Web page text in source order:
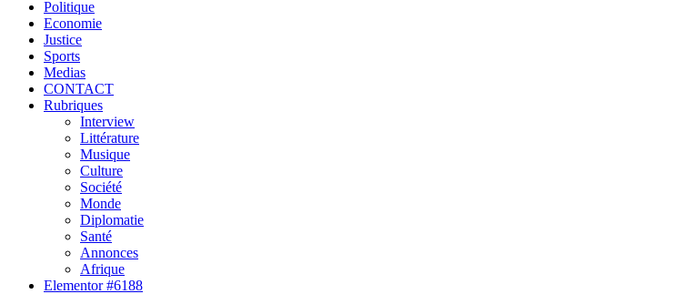
Politique
Economie
Justice
Sports
Medias
CONTACT
Rubriques
Interview
Littérature
Musique
Culture
Société
Monde
Diplomatie
Santé
Annonces
Afrique
Elementor #6188